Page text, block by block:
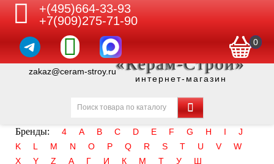
+(495)664-33-93
+7(909)275-71-90
0
zakaz@ceram-stroy.ru«Керам-Строй»
интернет-магазин
Бренды: 4 A B C D E F G H I
J
K
L M N O P Q R S T U V
W
X
Y Z А Г И К М Т У Ш